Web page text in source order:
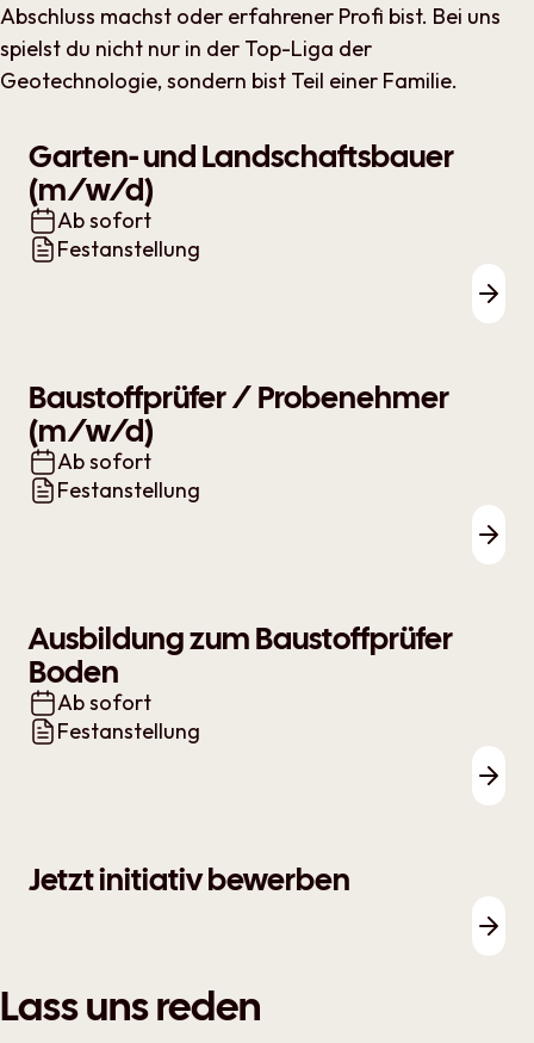
Abschluss machst oder erfahrener Profi bist. Bei uns
spielst du nicht nur in der Top-Liga der
Geotechnologie, sondern bist Teil einer Familie.
Garten- und Landschaftsbauer
(m/w/d)
Ab sofort
Festanstellung
Zur
Baustoffprüfer / Probenehmer
(m/w/d)
Ab sofort
Festanstellung
Zur
Ausbildung zum Baustoffprüfer
Boden
Ab sofort
Festanstellung
Zur
Jetzt initiativ bewerben
Zur
Lass uns reden